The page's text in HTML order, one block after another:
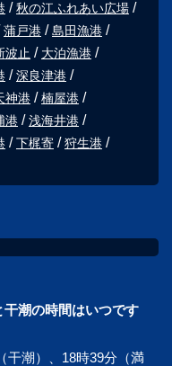
秋の江ふれあい広場
蒲戸港
島田漁港
波止
大泊漁港
深良津港
神港
楠屋港
港
浅海井港
下梶寄
狩生港
潮の時間はいつです
干潮）、18時39分（満